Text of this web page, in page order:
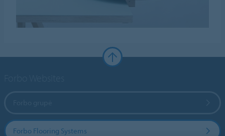
Forbo Flooring Systems